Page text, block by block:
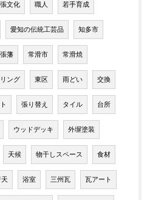
文化 職人 若手育成
愛知の伝統工芸品 知多市
藩 常滑市 常滑焼
ング 東区 雨どい 交換
張り替え タイル 台所
ウッドデッキ 外塀塗装
天候 物干しスペース 食材
浴室 三州瓦 瓦アート